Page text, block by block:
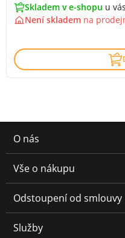
Skladem v e-shopu u
Není skladem na
O nás
Vše o nákupu
Odstoupení od smlouvy
Služby